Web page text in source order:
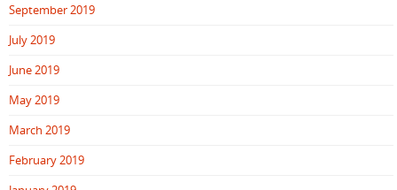
September 2019
July 2019
June 2019
May 2019
March 2019
February 2019